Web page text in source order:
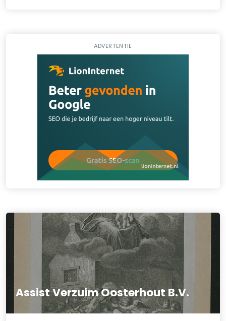
ADVERTENTIE
Assist Verzuim Oosterhout B.V.